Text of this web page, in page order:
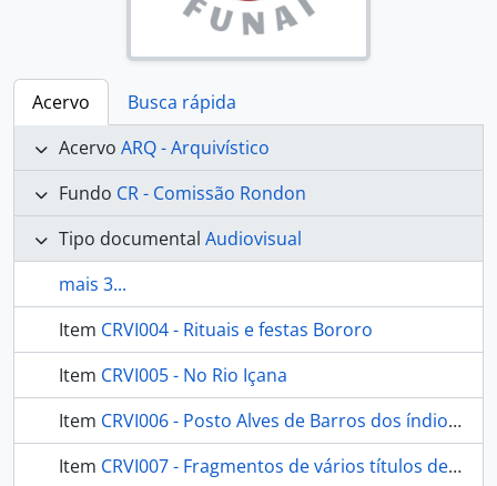
Acervo
Busca rápida
Acervo ARQ - Arquivístico
Fundo CR - Comissão Rondon
Tipo documental Audiovisual
mais 3...
Item CRVI004 - Rituais e festas Bororo
Item CRVI005 - No Rio Içana
Item CRVI006 - Posto Alves de Barros dos índios Kadiwéu
Item CRVI007 - Fragmentos de vários títulos de filmes produzidos pela Comissão Rondon